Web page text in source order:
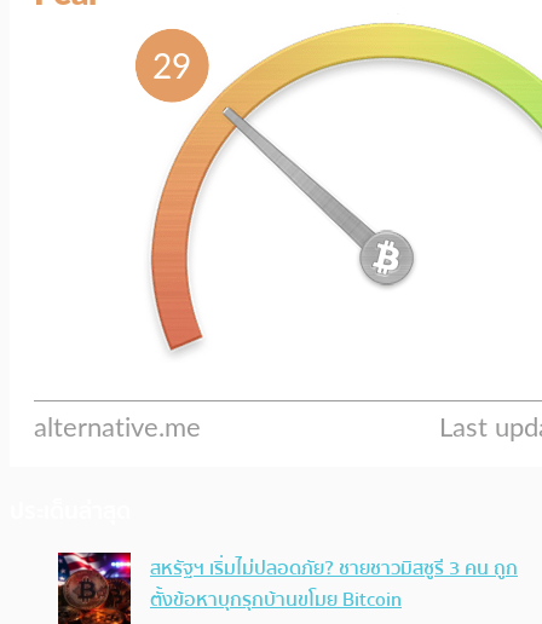
สหรัฐฯ เริ่มไม่ปลอดภัย? ชายชาวมิสซูรี 3 คน ถูก
ตั้งข้อหาบุกรุกบ้านขโมย Bitcoin